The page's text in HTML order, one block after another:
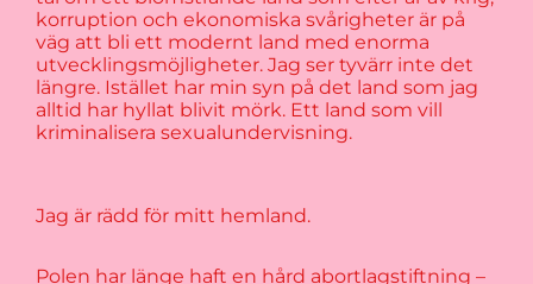
korruption och ekonomiska svårigheter är på
väg att bli ett modernt land med enorma
utvecklingsmöjligheter. Jag ser tyvärr inte det
längre. Istället har min syn på det land som jag
alltid har hyllat blivit mörk. Ett land som vill
kriminalisera sexualundervisning.
Jag är rädd för mitt hemland.
Polen har länge haft en hård abortlagstiftning –